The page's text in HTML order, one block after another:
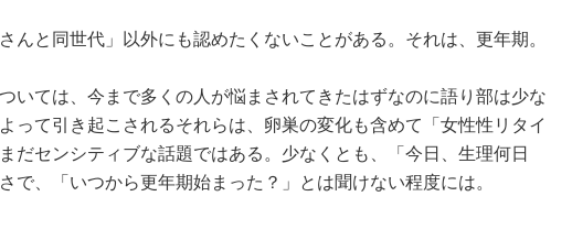
んと同世代」以外にも認めたくないことがある。それは、更年期。
いては、今まで多くの人が悩まされてきたはずなのに語り部は少な
って引き起こされるそれらは、卵巣の変化も含めて「女性性リタイ
だセンシティブな話題ではある。少なくとも、「今日、生理何日
で、「いつから更年期始まった？」とは聞けない程度には。